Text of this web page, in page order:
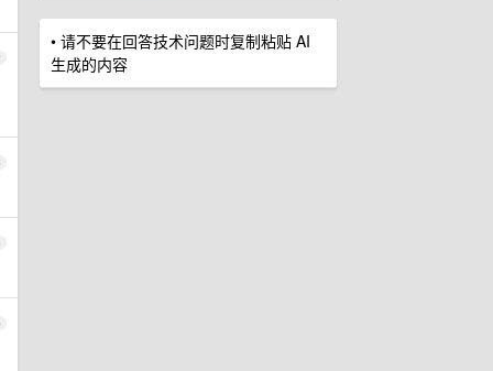
• 请不要在回答技术问题时复制粘贴 AI
生成的内容